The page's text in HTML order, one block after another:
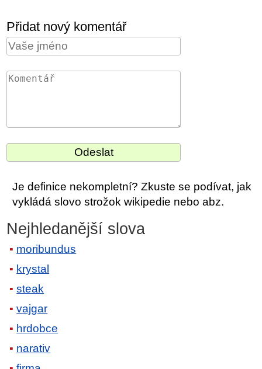
Přidat nový komentář
Je definice nekompletní? Zkuste se podívat, jak
vykládá slovo strožok wikipedie nebo abz.
Nejhledanější slova
moribundus
krystal
steak
vajgar
hrdobce
narativ